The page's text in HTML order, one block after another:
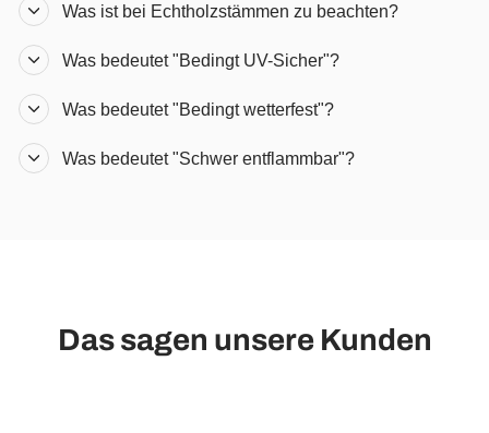
Was ist bei Echtholzstämmen zu beachten?
Was bedeutet "Bedingt UV-Sicher"?
Was bedeutet "Bedingt wetterfest"?
Was bedeutet "Schwer entflammbar"?
Das sagen unsere Kunden